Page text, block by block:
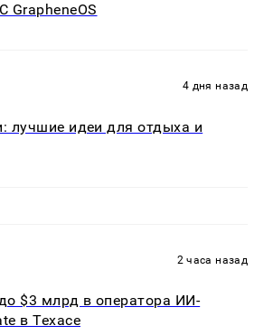
GrapheneOS
4 дня назад
лучшие идеи для отдыха и
2 часа назад
$3 млрд в оператора ИИ-
в Техасе